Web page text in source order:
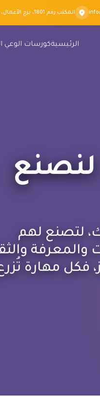
المكتب رقم 1801، برج الأعمال، دبي – الإمارات
الرئيسيةكورسات الوعي
لنصنع
لتصنع لهم
والمعرفة
فكل مهارة